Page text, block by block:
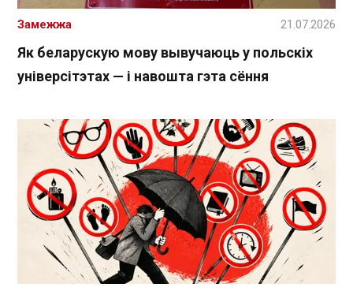
Як беларускую мову вывучаюць у польскіх
універсітэтах — і навошта гэта сёння
Замежжа 21.07.2026